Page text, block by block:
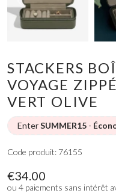
STACKERS
VOYAGE
VERT OLIVE
EnterSUMMER15 -
€34.00
ou 4 paiements sans intérêt
Code produit: 76155